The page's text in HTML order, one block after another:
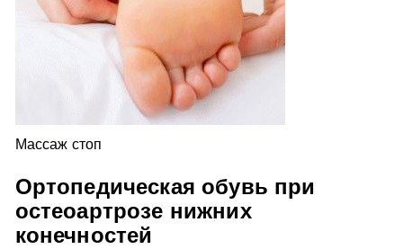
Массаж стоп
Ортопедическая обувь при
остеоартрозе нижних
конечностей